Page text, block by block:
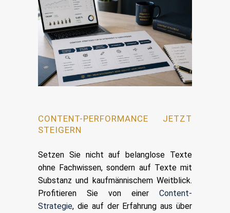
CONTENT-PERFORMANCE JETZT
STEIGERN
Setzen Sie nicht auf belanglose Texte
ohne Fachwissen, sondern auf Texte mit
Substanz und kaufmännischem Weitblick.
Profitieren Sie von einer Content-
Strategie, die auf der Erfahrung aus über